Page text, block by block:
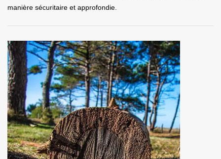
manière sécuritaire et approfondie.